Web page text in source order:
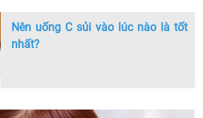
Nên uống C sủi vào lúc nào là tốt
nhất?